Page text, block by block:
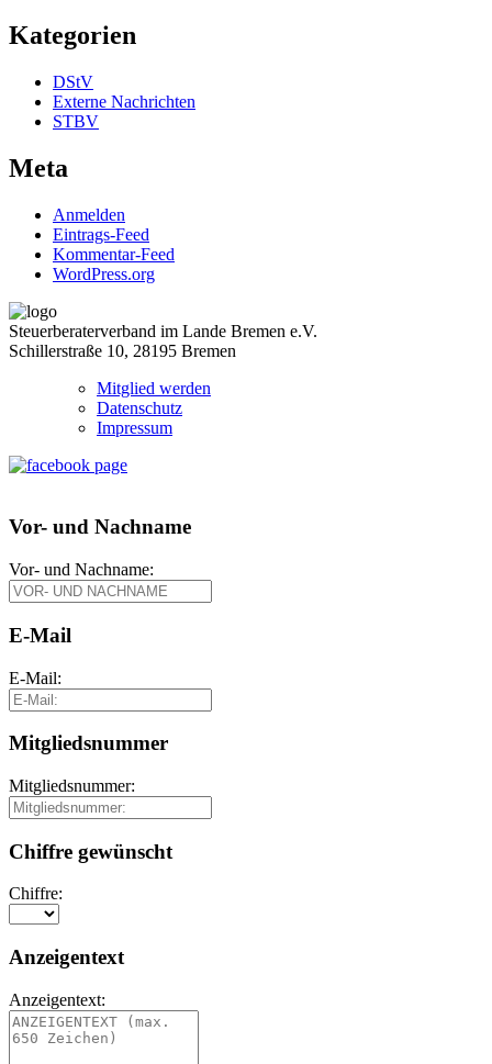
Kategorien
DStV
Externe Nachrichten
STBV
Meta
Anmelden
Eintrags-Feed
Kommentar-Feed
WordPress.org
Steuerberaterverband im Lande Bremen e.V.
Schillerstraße 10, 28195 Bremen
Mitglied werden
Datenschutz
Impressum
Vor- und Nachname
Vor- und Nachname:
E-Mail
E-Mail:
Mitgliedsnummer
Mitgliedsnummer:
Chiffre gewünscht
Chiffre:
Anzeigentext
Anzeigentext: